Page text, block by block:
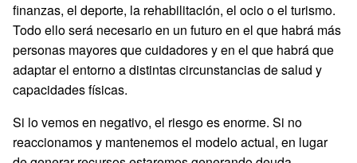
finanzas, el deporte, la rehabilitación, el ocio o el turismo.
Todo ello será necesario en un futuro en el que habrá más
personas mayores que cuidadores y en el que habrá que
adaptar el entorno a distintas circunstancias de salud y
capacidades físicas.
Si lo vemos en negativo, el riesgo es enorme. Si no
reaccionamos y mantenemos el modelo actual, en lugar